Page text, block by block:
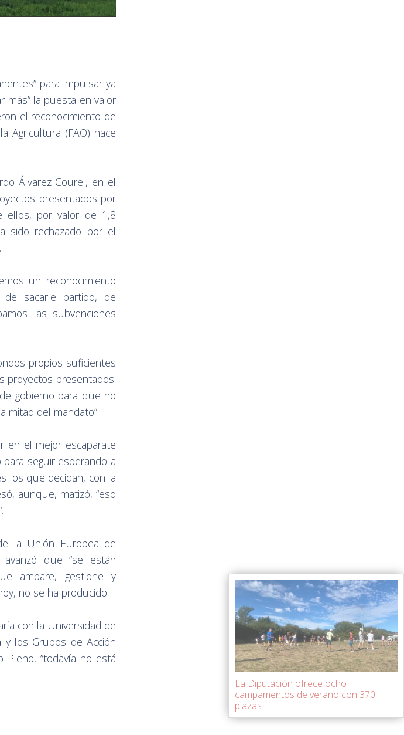
para impulsar ya
más” la puesta en valor
el reconocimiento de
Agricultura (FAO) hace
Álvarez Courel, en el
presentados por
ellos, por valor de 1,8
sido rechazado por el
un reconocimiento
sacarle partido, de
las subvenciones
propios suficientes
proyectos presentados.
gobierno para que no
mitad del mandato”.
en el mejor escaparate
seguir esperando a
los que decidan, con la
aunque, matizó, “eso
la Unión Europea de
que “se están
ampare, gestione y
no se ha producido.
con la Universidad de
los Grupos de Acción
”todavía no está
La Diputación ofrece ocho
campamentos de verano con 370
plazas